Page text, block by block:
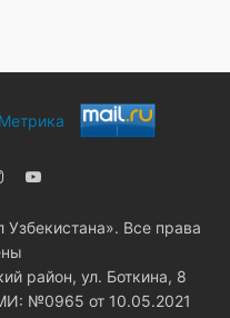
Все права
район, ул. Боткина, 8
№0965 от 10.05.2021